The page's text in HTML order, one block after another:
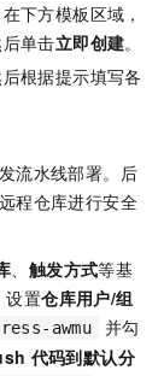
在下方模板区域，
单击立即创建。
根据提示填写各
流水线部署。后
程仓库进行安全
、 触发方式等基
设置仓库用户/组
awmu
并勾
代码到默认分